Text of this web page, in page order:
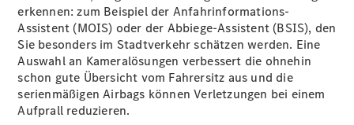
Alle eVito
eVito
Kastenwagen
Elektrisch
erkennen: zum Beispiel der Anfahrinformations-
Assistent(MOIS) oder der Abbiege-Assistent(BSIS), den
Sie besonders im Stadtverkehr schätzen werden. Eine
Auswahl an Kameralösungen verbessert die ohnehin
schon gute Übersicht vom Fahrersitz aus und die
serienmäßigen Airbags können Verletzungen bei einem
Aufprall reduzieren.